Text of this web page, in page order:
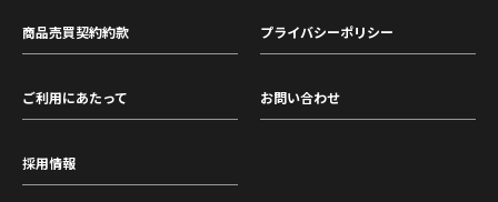
商品売買契約約款 プライバシーポリシー
ご利用にあたって お問い合わせ
採用情報